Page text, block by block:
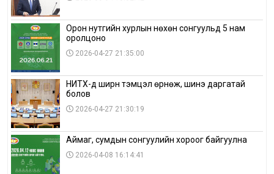
Орон нутгийн хурлын нөхөн сонгуульд 5 нам
оролцоно
2026-04-27 21:35:00
НИТХ-д ширүүн тэмцэл өрнөж, шинэ даргатай
болов
2026-04-27 21:30:19
Аймаг, сумдын сонгуулийн хороог байгуулна
2026-04-08 16:14:41